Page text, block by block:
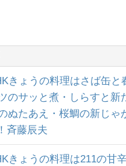
きょうの料理はさば缶と
のサッと煮・しらすと新
ぬたあえ・桜鯛の新じゃ
斉藤辰夫
きょうの料理は211の甘